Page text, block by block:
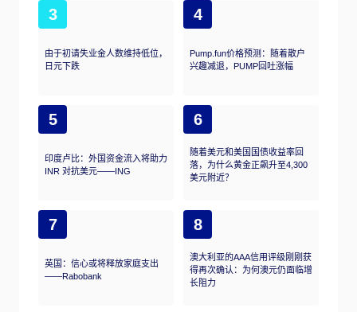
3
由于初请失业金人数维持低位，
日元下跌
4
Pump.fun价格预测：随着散户
兴趣减退，PUMP回吐涨幅
5
印度卢比：外国资金流入将助力
INR 对抗美元——ING
6
随着美元和美国国债收益率回
落，为什么黄金正飙升至4,300
美元附近？
7
英国：信心或将释放家庭支出
——Rabobank
8
澳大利亚的AAA信用评级刚刚获
得再次确认：为何澳元仍面临增
长阻力